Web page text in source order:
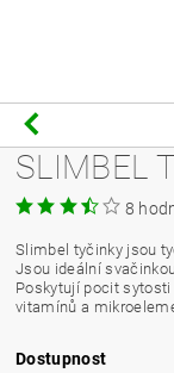
SLIMBEL
8
Slimbel tyčinky jsou
Jsou ideální
Poskytují pocit
vitamínů a
Dostupnost